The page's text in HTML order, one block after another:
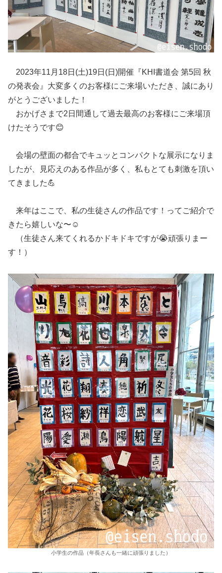
2023年11月18日(土)19日(日)開催『KHI書道会 第5回 秋
の発表会』大変多くのお客様にご来場いただき、誠にあり
がとうございました！
おかげさまで2日間通して過去最高のお客様にご来場頂
けたそうです😊
会場の壁面の都合でキュッとコンパクトな展示になりま
したが、見応えのある作品が多く、私もとても刺激を頂い
てきました💪
来年はここで、私の生徒さんの作品です！ってご紹介で
きたら嬉しいな〜☺️
（生徒さん来てくれるかドキドキですが😭頑張りまー
す！）
小学生の作品（年長さんも一緒に頑張りました）